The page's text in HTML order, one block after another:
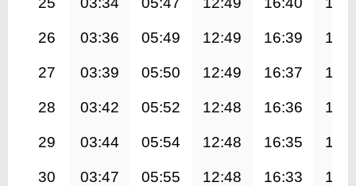
26 03:36 05:49 12:49 16:39
27 03:39 05:50 12:49 16:37
28 03:42 05:52 12:48 16:36
29 03:44 05:54 12:48 16:35
30 03:47 05:55 12:48 16:33